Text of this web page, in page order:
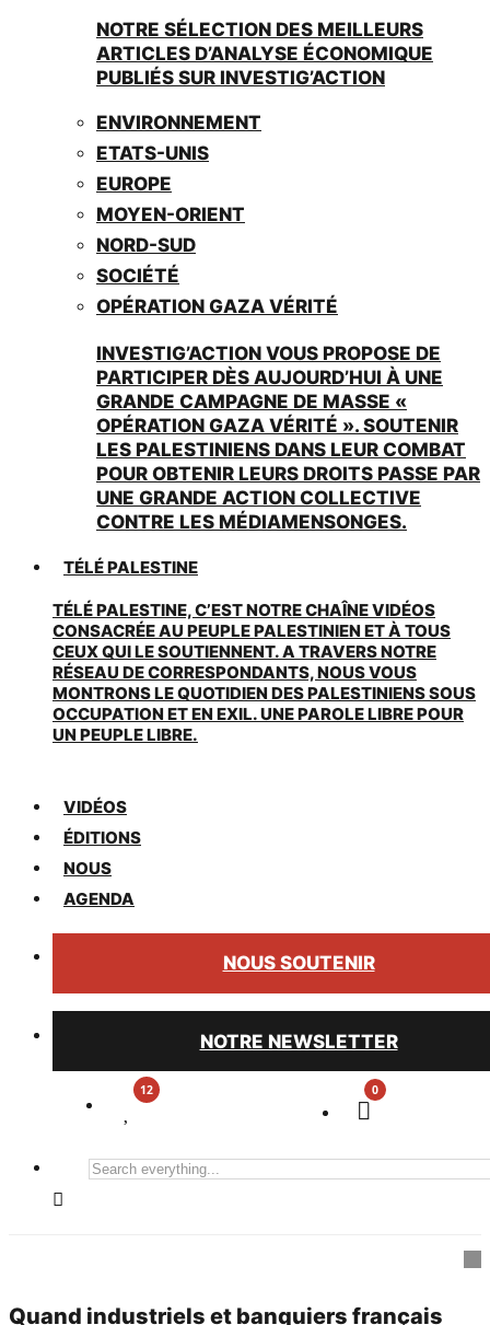
NOTRE SÉLECTION DES MEILLEURS
ARTICLES D’ANALYSE ÉCONOMIQUE
PUBLIÉS SUR INVESTIG’ACTION
ENVIRONNEMENT
ETATS-UNIS
EUROPE
MOYEN-ORIENT
NORD-SUD
SOCIÉTÉ
OPÉRATION GAZA VÉRITÉ
INVESTIG’ACTION VOUS PROPOSE DE
PARTICIPER DÈS AUJOURD’HUI À UNE
GRANDE CAMPAGNE DE MASSE «
OPÉRATION GAZA VÉRITÉ ». SOUTENIR
LES PALESTINIENS DANS LEUR COMBAT
POUR OBTENIR LEURS DROITS PASSE PAR
UNE GRANDE ACTION COLLECTIVE
CONTRE LES MÉDIAMENSONGES.
TÉLÉ PALESTINE
TÉLÉ PALESTINE, C’EST NOTRE CHAÎNE VIDÉOS
CONSACRÉE AU PEUPLE PALESTINIEN ET À TOUS
CEUX QUI LE SOUTIENNENT. A TRAVERS NOTRE
RÉSEAU DE CORRESPONDANTS, NOUS VOUS
MONTRONS LE QUOTIDIEN DES PALESTINIENS SOUS
OCCUPATION ET EN EXIL. UNE PAROLE LIBRE POUR
UN PEUPLE LIBRE.
VIDÉOS
ÉDITIONS
NOUS
AGENDA
NOUS SOUTENIR
NOTRE NEWSLETTER
0
Search
Quand industriels et banquiers français